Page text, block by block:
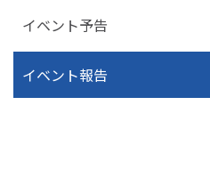
イベント予告
イベント報告